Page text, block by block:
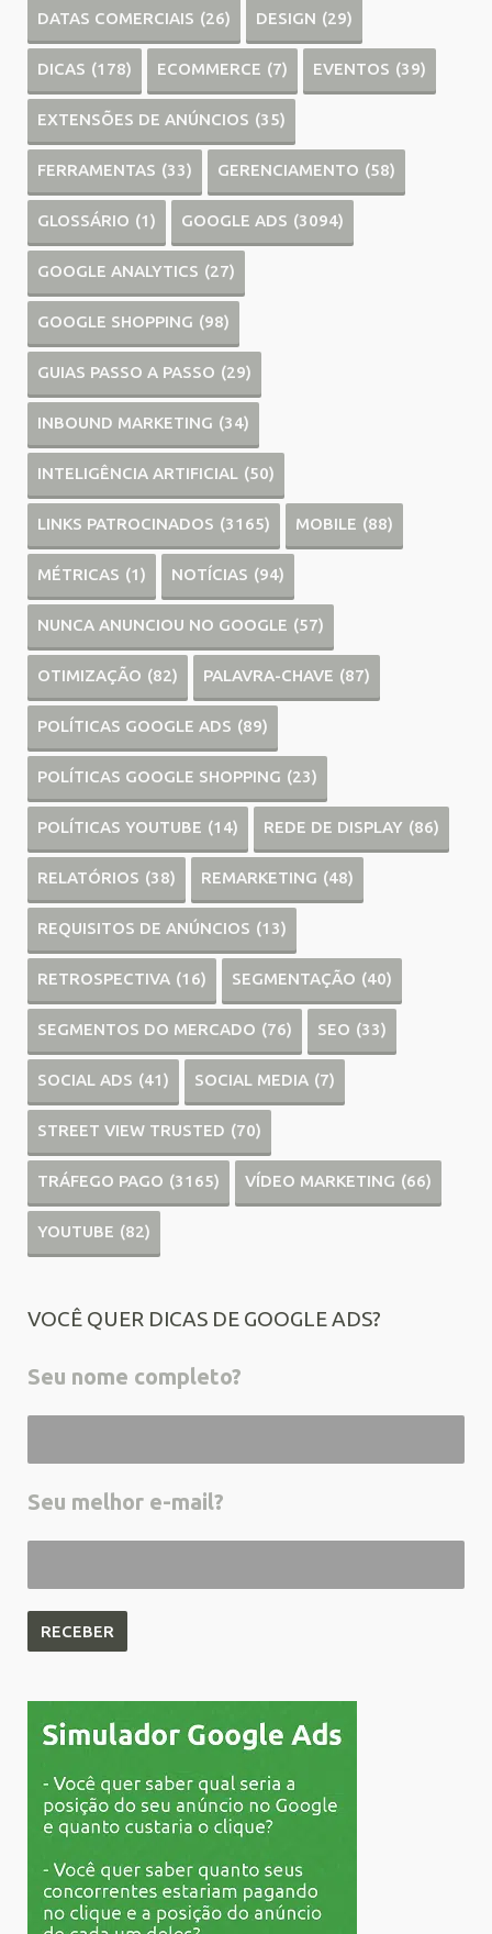
DATAS COMERCIAIS (26) DESIGN (29)
DICAS (178) ECOMMERCE (7) EVENTOS (39)
EXTENSÕES DE ANÚNCIOS (35)
FERRAMENTAS (33) GERENCIAMENTO (58)
GLOSSÁRIO (1) GOOGLE ADS (3094)
GOOGLE ANALYTICS (27)
GOOGLE SHOPPING (98)
GUIAS PASSO A PASSO (29)
INBOUND MARKETING (34)
INTELIGÊNCIA ARTIFICIAL (50)
LINKS PATROCINADOS (3165) MOBILE (88)
MÉTRICAS (1) NOTÍCIAS (94)
NUNCA ANUNCIOU NO GOOGLE (57)
OTIMIZAÇÃO (82) PALAVRA-CHAVE (87)
POLÍTICAS GOOGLE ADS (89)
POLÍTICAS GOOGLE SHOPPING (23)
POLÍTICAS YOUTUBE (14) REDE DE DISPLAY (86)
RELATÓRIOS (38) REMARKETING (48)
REQUISITOS DE ANÚNCIOS (13)
RETROSPECTIVA (16) SEGMENTAÇÃO (40)
SEGMENTOS DO MERCADO (76) SEO (33)
SOCIAL ADS (41) SOCIAL MEDIA (7)
STREET VIEW TRUSTED (70)
TRÁFEGO PAGO (3165) VÍDEO MARKETING (66)
YOUTUBE (82)
VOCÊ QUER DICAS DE GOOGLE ADS?
Seu nome completo?
Seu melhor e-mail?